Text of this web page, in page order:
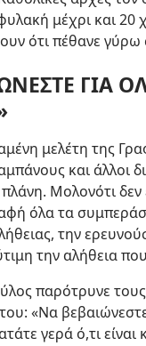
μέχρι και 20
ότι πέθανε
ΓΙΑ
μελέτη της
και άλλοι
Μολονότι δεν
όλα τα
την
την αλήθεια
παρότρυνε τους
«Να
γερά ό,τι είναι